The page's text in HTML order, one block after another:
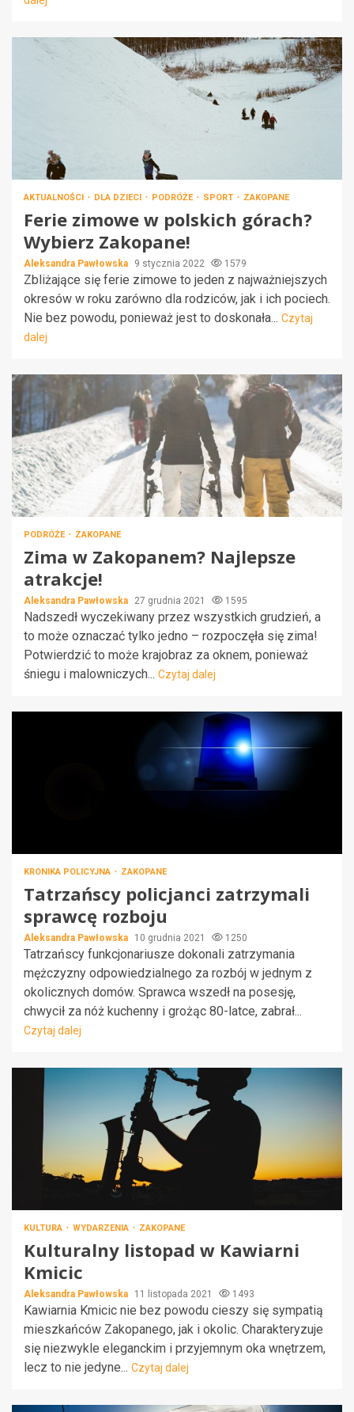
AKTUALNOŚCI DLA DZIECI PODRÓŻE SPORT ZAKOPANE
Ferie zimowe w polskich górach?
Wybierz Zakopane!
Aleksandra Pawłowska 9 stycznia 2022 1579
Zbliżające się ferie zimowe to jeden z najważniejszych
okresów w roku zarówno dla rodziców, jak i ich pociech.
Nie bez powodu, ponieważ jest to doskonała... Czytaj
dalej
PODRÓŻE ZAKOPANE
Zima w Zakopanem? Najlepsze
atrakcje!
Aleksandra Pawłowska 27 grudnia 2021 1595
Nadszedł wyczekiwany przez wszystkich grudzień, a
to może oznaczać tylko jedno – rozpoczęła się zima!
Potwierdzić to może krajobraz za oknem, ponieważ
śniegu i malowniczych... Czytaj dalej
KRONIKA POLICYJNA ZAKOPANE
Tatrzańscy policjanci zatrzymali
sprawcę rozboju
Aleksandra Pawłowska 10 grudnia 2021 1250
Tatrzańscy funkcjonariusze dokonali zatrzymania
mężczyzny odpowiedzialnego za rozbój w jednym z
okolicznych domów. Sprawca wszedł na posesję,
chwycił za nóż kuchenny i grożąc 80-latce, zabrał...
Czytaj dalej
KULTURA WYDARZENIA ZAKOPANE
Kulturalny listopad w Kawiarni
Kmicic
Aleksandra Pawłowska 11 listopada 2021 1493
Kawiarnia Kmicic nie bez powodu cieszy się sympatią
mieszkańców Zakopanego, jak i okolic. Charakteryzuje
się niezwykle eleganckim i przyjemnym oka wnętrzem,
lecz to nie jedyne... Czytaj dalej